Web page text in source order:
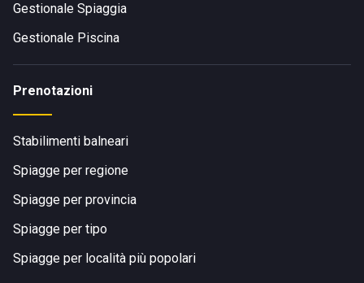
Gestionale Spiaggia
Gestionale Piscina
Prenotazioni
Stabilimenti balneari
Spiagge per regione
Spiagge per provincia
Spiagge per tipo
Spiagge per località più popolari